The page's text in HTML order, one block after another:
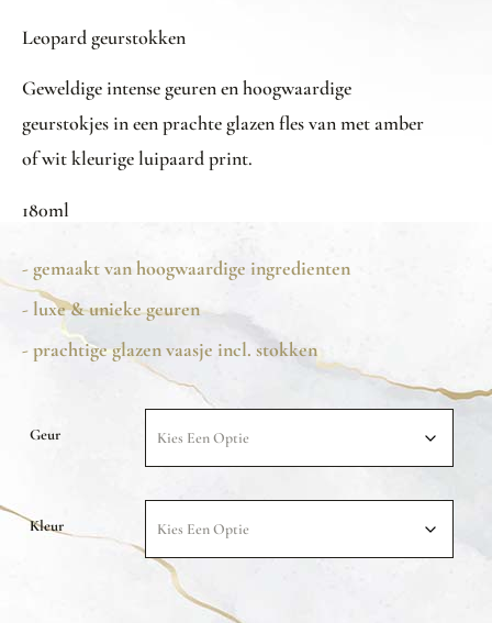
Leopard geurstokken
Geweldige intense geuren en hoogwaardige
geurstokjes in een prachte glazen fles van met amber
of wit kleurige luipaard print.
180ml
- gemaakt van hoogwaardige ingredienten
- luxe & unieke geuren
- prachtige glazen vaasje incl. stokken
Geur
Kleur